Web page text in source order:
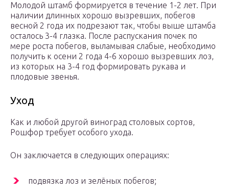
Молодой штамб формируется в течение 1-2 лет. При
наличии длинных хорошо вызревших, побегов
весной 2 года их подрезают так, чтобы выше штамба
осталось 3-4 глазка. После распускания почек по
мере роста побегов, выламывая слабые, необходимо
получить к осени 2 года 4-6 хорошо вызревших лоз,
из которых на 3-4 год формировать рукава и
плодовые звенья.
Уход
Как и любой другой виноград столовых сортов,
Рошфор требует особого ухода.
Он заключается в следующих операциях:
подвязка лоз и зелёных побегов;